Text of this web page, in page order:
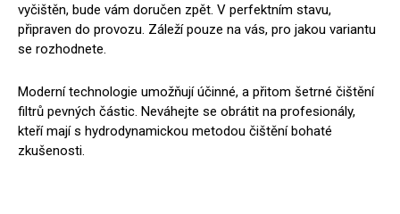
vyčištěn, bude vám doručen zpět. V perfektním stavu,
připraven do provozu. Záleží pouze na vás, pro jakou variantu
se rozhodnete.
Moderní technologie umožňují účinné, a přitom šetrné čištění
filtrů pevných částic. Neváhejte se obrátit na profesionály,
kteří mají s hydrodynamickou metodou čištění bohaté
zkušenosti.